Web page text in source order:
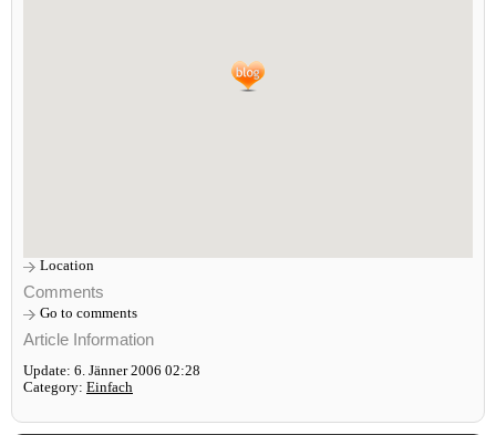
Location
Comments
Go to comments
Article Information
Update: 6. Jänner 2006 02:28
Category: Einfach